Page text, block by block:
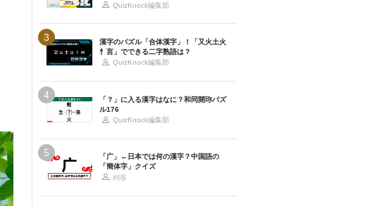
QuizKnock編集部
3
漢字のパズル「合体漢字」！「又火土火
忄言」でできる二字熟語は？
QuizKnock編集部
4
「？」に入る漢字はなに？和同開珎パズ
ル176
QuizKnock編集部
5
「广」←日本では何の漢字？中国語の
「簡体字」クイズ
刈谷